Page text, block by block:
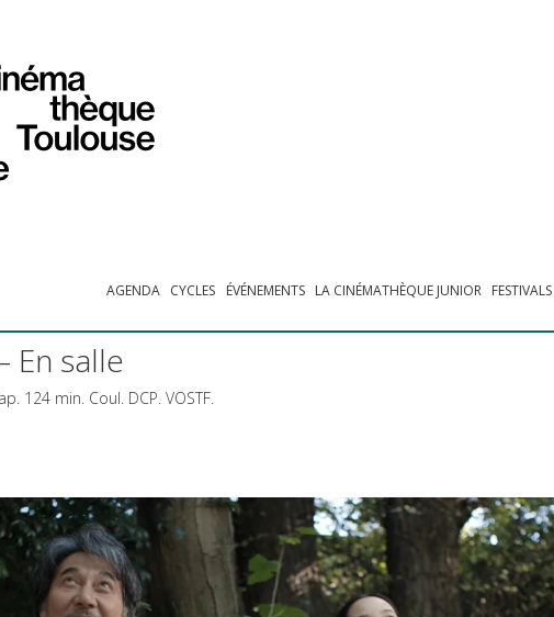
AGENDA CYCLES ÉVÉNEMENTS LA CINÉMATHÈQUE JUNIOR FESTIVALS
En salle
124 min. Coul. DCP. VOSTF.